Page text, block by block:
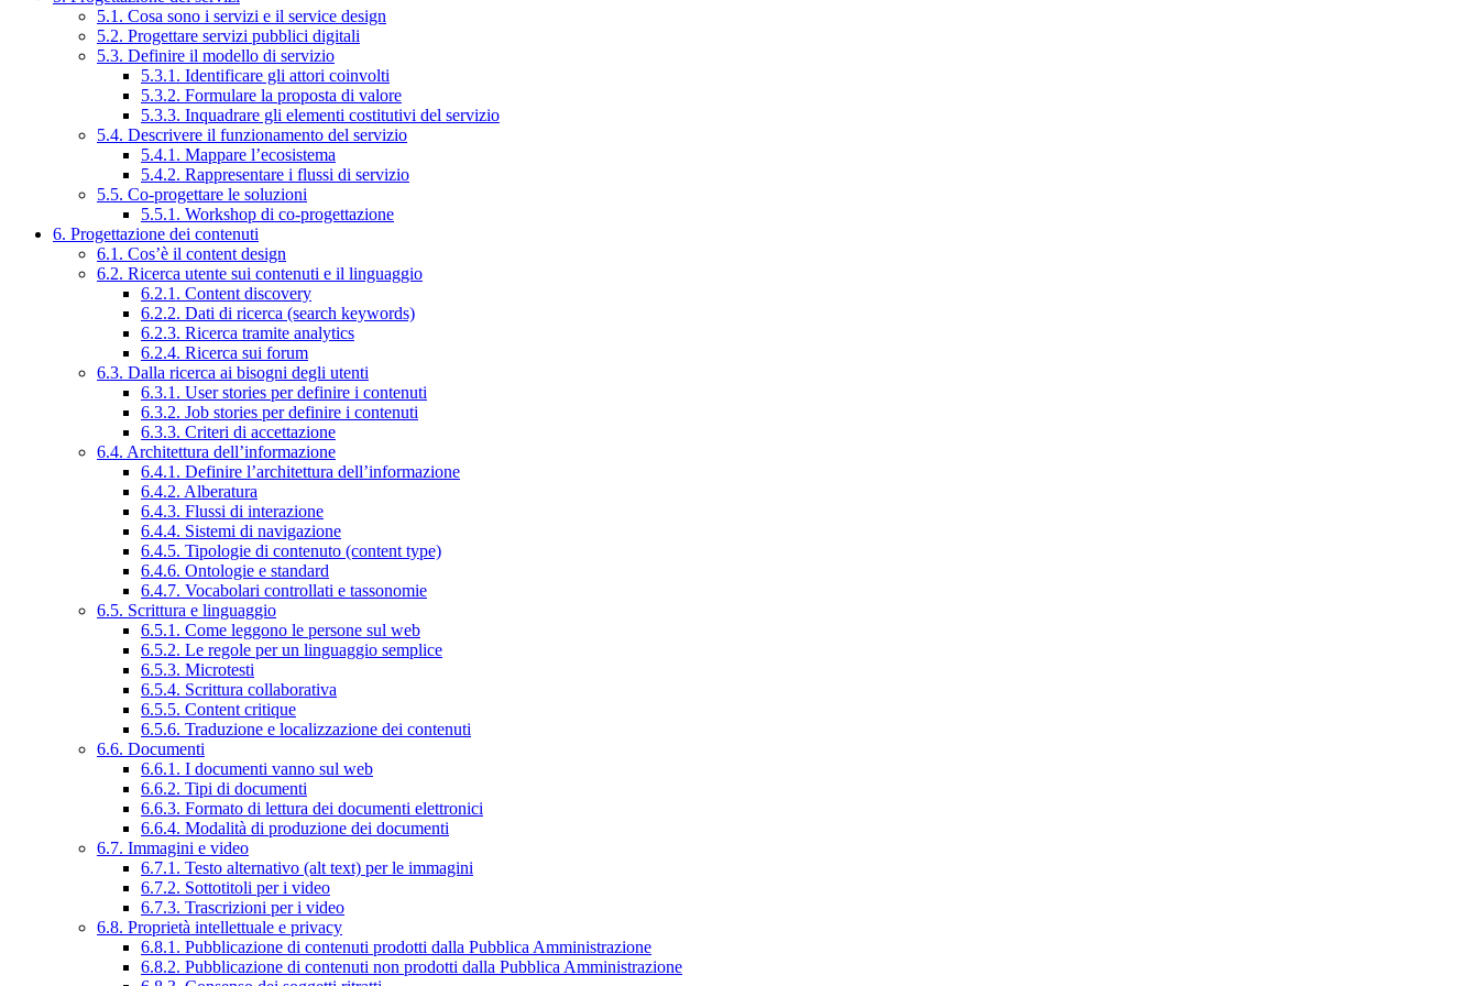
5.1. Cosa sono i servizi e il service design
5.2. Progettare servizi pubblici digitali
5.3. Definire il modello di servizio
5.3.1. Identificare gli attori coinvolti
5.3.2. Formulare la proposta di valore
5.3.3. Inquadrare gli elementi costitutivi del servizio
5.4. Descrivere il funzionamento del servizio
5.4.1. Mappare l’ecosistema
5.4.2. Rappresentare i flussi di servizio
5.5. Co-progettare le soluzioni
5.5.1. Workshop di co-progettazione
6. Progettazione dei contenuti
6.1. Cos’è il content design
6.2. Ricerca utente sui contenuti e il linguaggio
6.2.1. Content discovery
6.2.2. Dati di ricerca (search keywords)
6.2.3. Ricerca tramite analytics
6.2.4. Ricerca sui forum
6.3. Dalla ricerca ai bisogni degli utenti
6.3.1. User stories per definire i contenuti
6.3.2. Job stories per definire i contenuti
6.3.3. Criteri di accettazione
6.4. Architettura dell’informazione
6.4.1. Definire l’architettura dell’informazione
6.4.2. Alberatura
6.4.3. Flussi di interazione
6.4.4. Sistemi di navigazione
6.4.5. Tipologie di contenuto (content type)
6.4.6. Ontologie e standard
6.4.7. Vocabolari controllati e tassonomie
6.5. Scrittura e linguaggio
6.5.1. Come leggono le persone sul web
6.5.2. Le regole per un linguaggio semplice
6.5.3. Microtesti
6.5.4. Scrittura collaborativa
6.5.5. Content critique
6.5.6. Traduzione e localizzazione dei contenuti
6.6. Documenti
6.6.1. I documenti vanno sul web
6.6.2. Tipi di documenti
6.6.3. Formato di lettura dei documenti elettronici
6.6.4. Modalità di produzione dei documenti
6.7. Immagini e video
6.7.1. Testo alternativo (alt text) per le immagini
6.7.2. Sottotitoli per i video
6.7.3. Trascrizioni per i video
6.8. Proprietà intellettuale e privacy
6.8.1. Pubblicazione di contenuti prodotti dalla Pubblica Amministrazione
6.8.2. Pubblicazione di contenuti non prodotti dalla Pubblica Amministrazione